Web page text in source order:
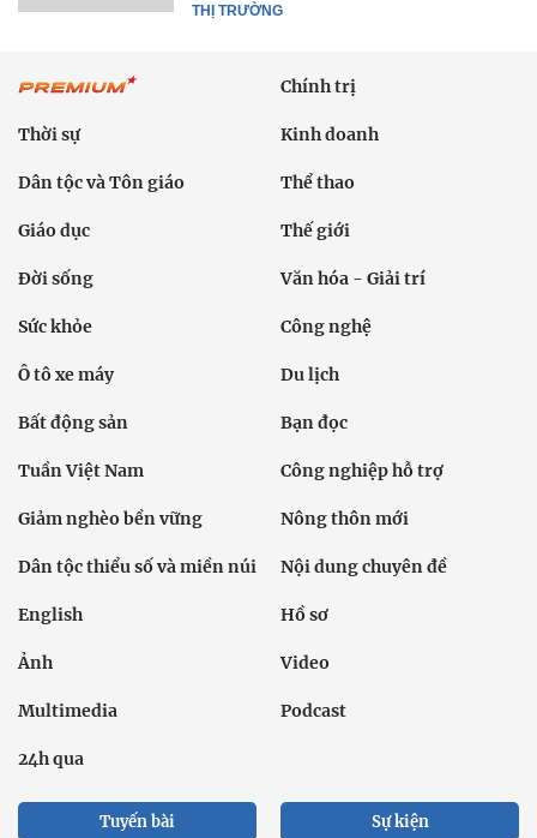
THỊ TRƯỜNG
Chính trị
Thời sự Kinh doanh
Dân tộc và Tôn giáo Thể thao
Giáo dục Thế giới
Đời sống Văn hóa - Giải trí
Sức khỏe Công nghệ
Ô tô xe máy Du lịch
Bất động sản Bạn đọc
Tuần Việt Nam Công nghiệp hỗ trợ
Giảm nghèo bền vững Nông thôn mới
Dân tộc thiểu số và miền núi Nội dung chuyên đề
English Hồ sơ
Ảnh Video
Multimedia Podcast
24h qua
Tuyến bài Sự kiện